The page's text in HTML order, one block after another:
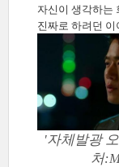
자신이 생각하는
진짜로 하려던
'자체발광
처